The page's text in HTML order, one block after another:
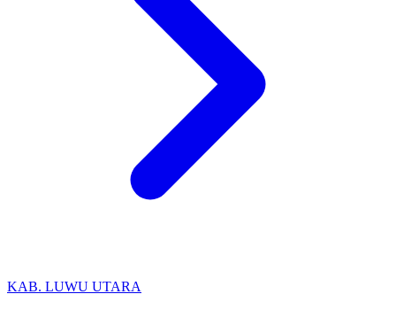
KAB. LUWU UTARA